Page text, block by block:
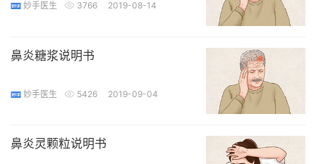
妙手医生 3766 2019-08-14
鼻炎糖浆说明书
妙手医生 5426 2019-09-04
鼻炎灵颗粒说明书